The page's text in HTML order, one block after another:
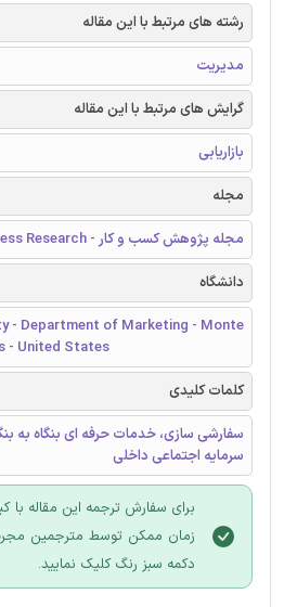
رشته های مرتبط با این مقاله
مدیریت
گرایش های مرتبط با این مقاله
بازاریابی
مجله
مجله پژوهش کسب و کار - Journal of Business Research
دانشگاه
- Department of Marketing - Monte
- United States
کلمات کلیدی
سرمایه اجتماعی داخلی
برای سفارش ترجمه این مقاله با
زمان ممکن توسط مترجمین
دکمه سبز رنگ کلیک نمایید.